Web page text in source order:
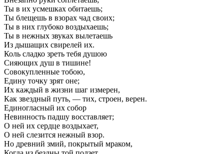
Ты в их усмешках обитаешь;
Ты блещешь в взорах чад своих;
Ты в них глубоко воздыхаешь;
Ты в нежных звуках вылетаешь
Из дышащих свирелей их.
Коль сладко зреть тебя душою
Сияющих душ в тишине!
Совокупленные тобою,
Едину точку зрят оне;
Их каждый в жизни шаг измерен,
Как звездный путь, — тих, строен, верен.
Единогласный их собор
Невинность падшу восставляет;
О ней их сердце воздыхает,
О ней слезится нежный взор.
Но древний змий, покрытый мраком,